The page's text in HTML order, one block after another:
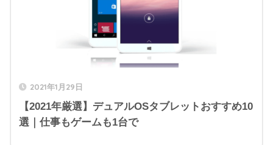
2021年1月29日
【2021年厳選】デュアルOSタブレットおすすめ10
選｜仕事もゲームも1台で